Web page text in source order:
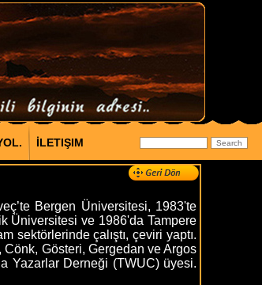
İLETIŞIM
Bergen Üniversitesi, 1983'te
Üniversitesi ve 1986'da Tampere
sektörlerinde çalıştı, çeviri yaptı.
Cönk, Gösteri, Gergedan ve Argos
Yazarlar Derneği (TWUC) üyesi.